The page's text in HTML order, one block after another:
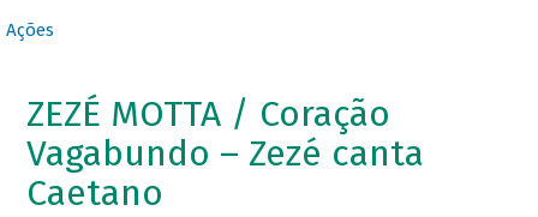
Ações
ZEZÉ MOTTA / Coração
Vagabundo – Zezé canta
Caetano